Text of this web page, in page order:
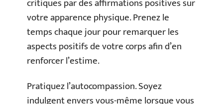
votre apparence physique. Prenez le
temps chaque jour pour remarquer les
aspects positifs de votre corps afin d’en
renforcer l’estime.
Pratiquez l’autocompassion. Soyez
indulgent envers vous-même lorsque vous